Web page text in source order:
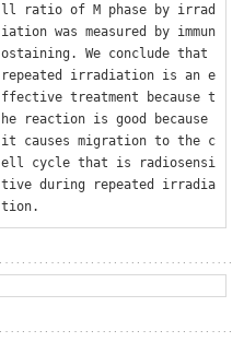
ll ratio of M phase by irrad
iation was measured by immun
ostaining. We conclude that
repeated irradiation is an e
ffective treatment because t
he reaction is good because
it causes migration to the c
ell cycle that is radiosensi
tive during repeated irradia
tion.